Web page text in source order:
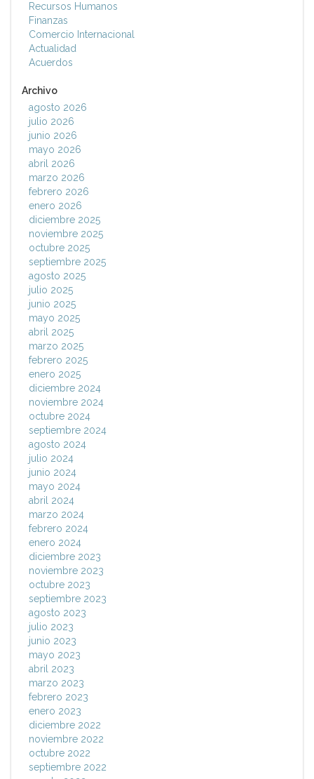
Recursos Humanos
Finanzas
Comercio Internacional
Actualidad
Acuerdos
Archivo
agosto 2026
julio 2026
junio 2026
mayo 2026
abril 2026
marzo 2026
febrero 2026
enero 2026
diciembre 2025
noviembre 2025
octubre 2025
septiembre 2025
agosto 2025
julio 2025
junio 2025
mayo 2025
abril 2025
marzo 2025
febrero 2025
enero 2025
diciembre 2024
noviembre 2024
octubre 2024
septiembre 2024
agosto 2024
julio 2024
junio 2024
mayo 2024
abril 2024
marzo 2024
febrero 2024
enero 2024
diciembre 2023
noviembre 2023
octubre 2023
septiembre 2023
agosto 2023
julio 2023
junio 2023
mayo 2023
abril 2023
marzo 2023
febrero 2023
enero 2023
diciembre 2022
noviembre 2022
octubre 2022
septiembre 2022